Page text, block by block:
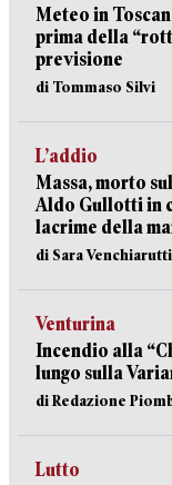
Meteo in
prima della
previsione
di Tommaso Silvi
L’addio
Massa, morto
Aldo Gullotti in
lacrime della
di Sara Venchiarutti
Venturina
Incendio alla
lungo sulla
di Redazione
Lutto